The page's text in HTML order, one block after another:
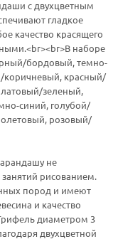
с двухцветным
гладкое
качество красящего
наборе
бордовый, темно-
красный/
зеленый,
синий, голубой/
розовый/
не
занятий рисованием.
пород и имеют
и качество
диаметром 3
двухцветной